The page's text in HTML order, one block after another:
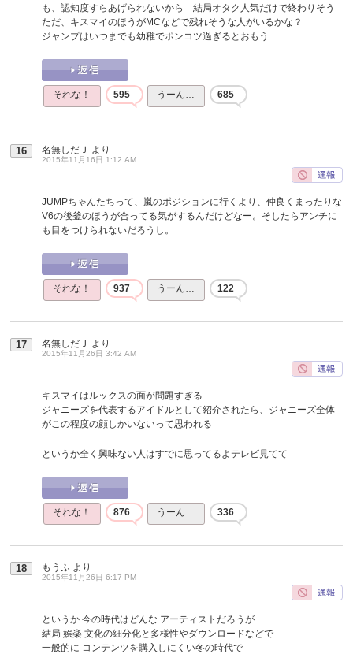
も、認知度すらあげられないから 結局オタク人気だけで終わりそう
ただ、キスマイのほうがMCなどで残れそうな人がいるかな？
ジャンプはいつまでも幼稚でポンコツ過ぎるとおもう
それな！ 595 うーん… 685
16 名無しだＪ より
2015年11月16日 1:12 AM
JUMPちゃんたちって、嵐のポジションに行くより、仲良くまったりな
V6の後釜のほうが合ってる気がするんだけどなー。そしたらアンチに
も目をつけられないだろうし。
それな！ 937 うーん… 122
17 名無しだＪ より
2015年11月26日 3:42 AM
キスマイはルックスの面が問題すぎる
ジャニーズを代表するアイドルとして紹介されたら、ジャニーズ全体
がこの程度の顔しかいないって思われる
というか全く興味ない人はすでに思ってるよテレビ見てて
それな！ 876 うーん… 336
18 もうふ より
2015年11月26日 6:17 PM
というか 今の時代はどんな アーティストだろうが
結局 娯楽 文化の細分化と多様性やダウンロードなどで
一般的に コンテンツを購入しにくい冬の時代で